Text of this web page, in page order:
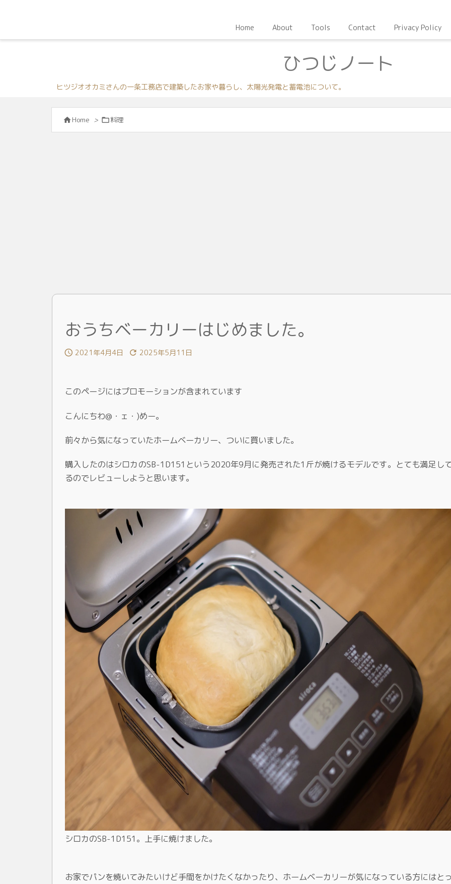
Home About Tools Contact Privacy Policy
ひつじノート
ヒツジオオカミさんの一条工務店で建築したお家や暮らし、太陽光発電と蓄電池について。
Home > 料理
おうちベーカリーはじめました。
 2021年4月4日  2025年5月11日
このページにはプロモーションが含まれています
こんにちわ@・ェ・)めー。
前々から気になっていたホームベーカリー、ついに買いました。
購入したのはシロカのSB-1D151という2020年9月に発売された1斤が焼けるモデルです。とても満足し
るのでレビューしようと思います。
シロカのSB-1D151。上手に焼けました。
お家でパンを焼いてみたいけど手間をかけたくなかったり、ホームベーカリーが気になっている方にはと